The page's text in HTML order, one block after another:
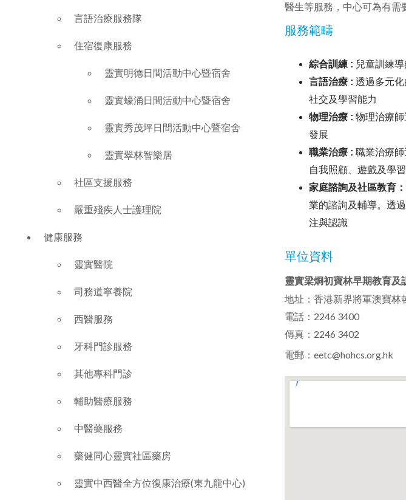
言語治療服務隊
住宿復康服務
靈實明德日間活動中心暨宿舍
靈實蠔涌日間活動中心暨宿舍
靈實秀茂坪日間活動中心暨宿舍
靈實翠林智樂居
社區支援服務
嚴重殘疾人士護理院
健康服務
靈實醫院
司務道寧養院
西醫服務
牙科門診服務
其他專科門診
輔助醫療服務
中醫藥服務
藥健同心靈實社區藥房
靈實中西醫全方位復康治療(東九龍中心)
醫生等服務，中心可為有需
服務範疇
綜合訓練 : 兒童訓練
言語治療 : 透過多元
社交及學習能力
物理治療 : 物理治療
發展
職業治療 : 職業治療
自我照顧、遊戲及學
家庭諮詢及社區教育：
業的諮詢及輔導。透
注與認識
單位資料
靈實梁烱初寶林早期教育及
地址：香港新界將軍澳寶林
電話：2246 3400
傳真：2246 3402
電郵： eetc@hohcs.org.hk